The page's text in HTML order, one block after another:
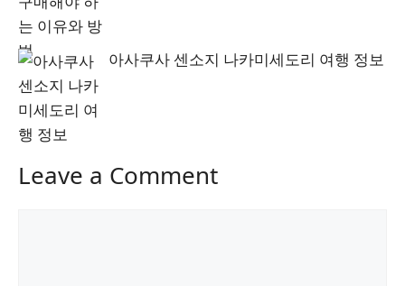
아사쿠사 센소지 나카미세도리 여행 정보
Leave a Comment